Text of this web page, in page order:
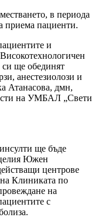
в периода
приема пациенти.
и
си ще обединят
анестезиолози и
Атанасова, дмн,
на УМБАЛ „Свети
ще бъде
Южен
центрове
Клиниката по
на
с